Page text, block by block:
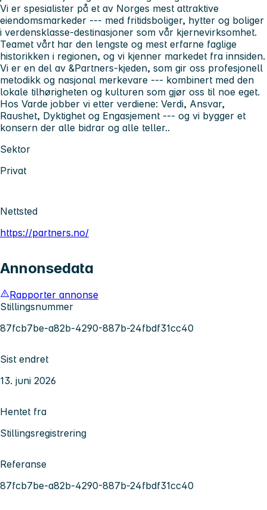
Vi er spesialister på et av Norges mest attraktive
eiendomsmarkeder --- med fritidsboliger, hytter og boliger
i verdensklasse-destinasjoner som vår kjernevirksomhet.
Teamet vårt har den lengste og mest erfarne faglige
historikken i regionen, og vi kjenner markedet fra innsiden.
Vi er en del av &Partners-kjeden, som gir oss profesjonell
metodikk og nasjonal merkevare --- kombinert med den
lokale tilhørigheten og kulturen som gjør oss til noe eget.
Hos Varde jobber vi etter verdiene: Verdi, Ansvar,
Raushet, Dyktighet og Engasjement --- og vi bygger et
konsern der alle bidrar og alle teller..
Sektor
Privat
Nettsted
https://partners.no/
Annonsedata
Rapporter annonse
Stillingsnummer
87fcb7be-a82b-4290-887b-24fbdf31cc40
Sist endret
13. juni 2026
Hentet fra
Stillingsregistrering
Referanse
87fcb7be-a82b-4290-887b-24fbdf31cc40